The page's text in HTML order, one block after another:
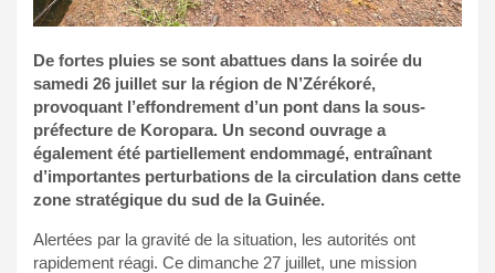
De fortes pluies se sont abattues dans la soirée du
samedi 26 juillet sur la région de N’Zérékoré,
provoquant l’effondrement d’un pont dans la sous-
préfecture de Koropara. Un second ouvrage a
également été partiellement endommagé, entraînant
d’importantes perturbations de la circulation dans cette
zone stratégique du sud de la Guinée.
Alertées par la gravité de la situation, les autorités ont
rapidement réagi. Ce dimanche 27 juillet, une mission